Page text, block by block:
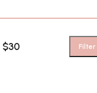
Filter
$30